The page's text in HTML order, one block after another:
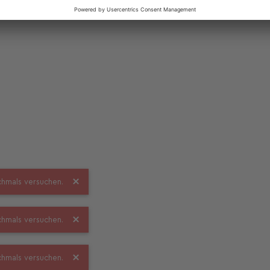
versuchen.
versuchen.
versuchen.